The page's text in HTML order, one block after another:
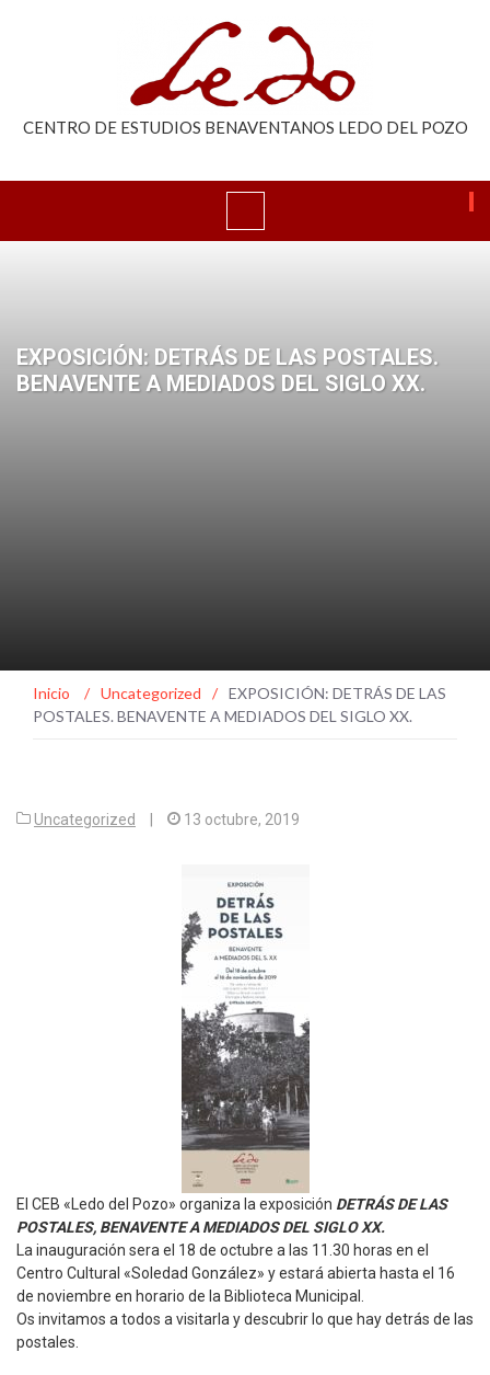
CENTRO DE ESTUDIOS BENAVENTANOS LEDO DEL POZO
EXPOSICIÓN: DETRÁS DE LAS POSTALES.
BENAVENTE A MEDIADOS DEL SIGLO XX.
Inicio / Uncategorized / EXPOSICIÓN: DETRÁS DE LAS
POSTALES. BENAVENTE A MEDIADOS DEL SIGLO XX.
Uncategorized | 13 octubre, 2019
El CEB «Ledo del Pozo» organiza la exposición DETRÁS DE LAS
POSTALES, BENAVENTE A MEDIADOS DEL SIGLO XX.
La inauguración sera el 18 de octubre a las 11.30 horas en el
Centro Cultural «Soledad González» y estará abierta hasta el 16
de noviembre en horario de la Biblioteca Municipal.
Os invitamos a todos a visitarla y descubrir lo que hay detrás de las
postales.